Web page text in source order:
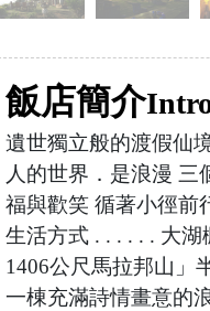
飯店簡介
遺世獨立般的渡假仙
人的世界．是浪漫 三
福與歡笑 循著小徑前
生活方式 . . . . . . 大
1406公尺馬拉邦山」
一棟充滿詩情畫意的